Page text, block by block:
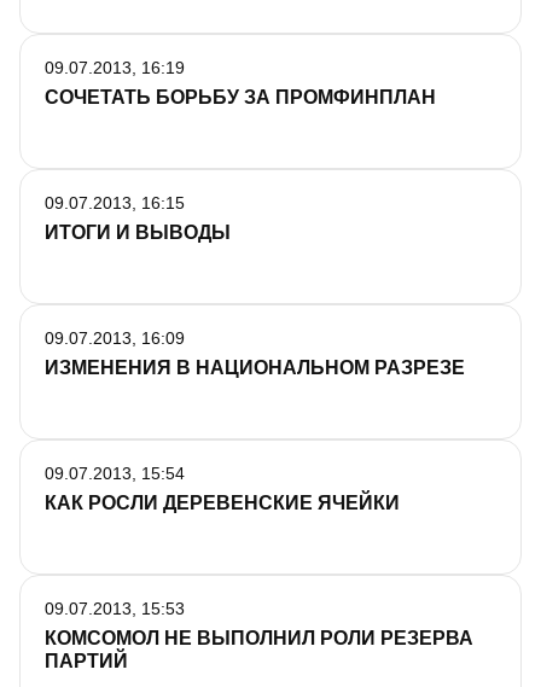
СОЧЕТАТЬ БОРЬБУ ЗА ПРОМФИНПЛАН
09.07.2013, 16:19
ИТОГИ И ВЫВОДЫ
09.07.2013, 16:15
ИЗМЕНЕНИЯ В НАЦИОНАЛЬНОМ РАЗРЕЗЕ
09.07.2013, 16:09
КАК РОСЛИ ДЕРЕВЕНСКИЕ ЯЧЕЙКИ
09.07.2013, 15:54
КОМСОМОЛ НЕ ВЫПОЛНИЛ РОЛИ РЕЗЕРВА
ПАРТИЙ
09.07.2013, 15:53